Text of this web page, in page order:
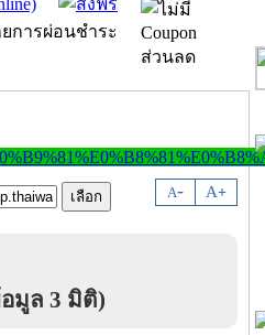
A- A+
มูล 3 มิติ)